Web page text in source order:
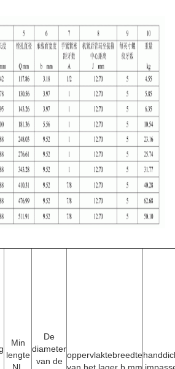
Min
lengte
De
diameter
van de
oppervlaktebreedte